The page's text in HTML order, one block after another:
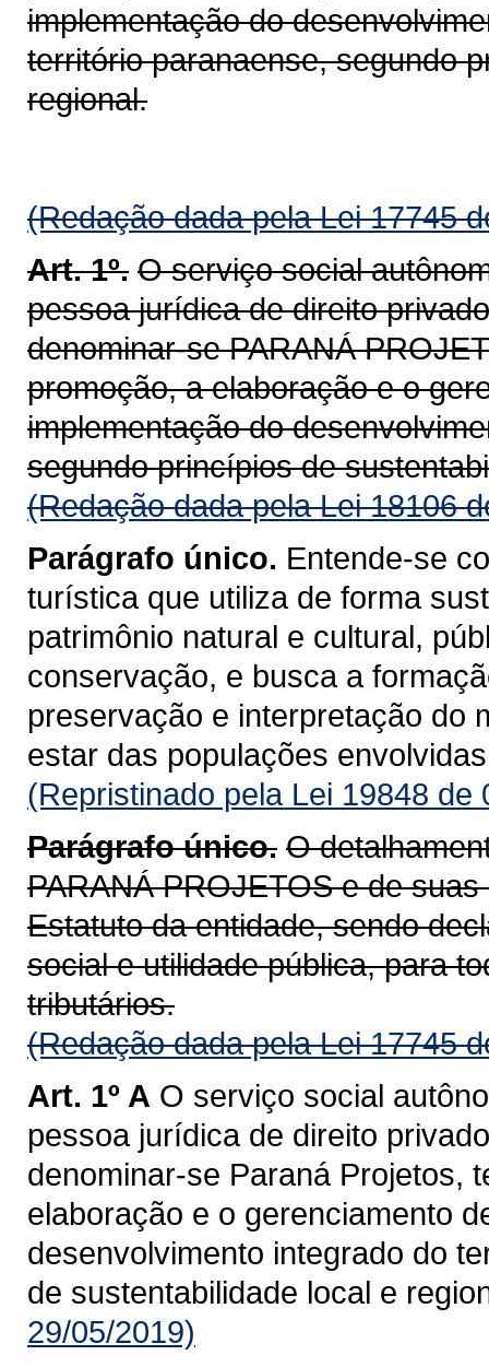
implementação do
território paranaense, segundo
regional.
(Redação dada pela Lei 17745
Art. 1º. O serviço social
pessoa jurídica de direito
denominar-se PARANÁ
promoção, a elaboração e o
implementação do
segundo princípios de
(Redação dada pela Lei 18106
Parágrafo único. Entende-se
turística que utiliza de forma
patrimônio natural e cultural,
conservação, e busca a
preservação e interpretação do
estar das populações
(Repristinado pela Lei 19848 de
Parágrafo único. O
PARANÁ PROJETOS e de
Estatuto da entidade, sendo
social e utilidade pública, para
tributários.
(Redação dada pela Lei 17745
Art. 1º A O serviço social
pessoa jurídica de direito
denominar-se Paraná Projetos,
elaboração e o gerenciamento
desenvolvimento integrado do
de sustentabilidade local e
29/05/2019)